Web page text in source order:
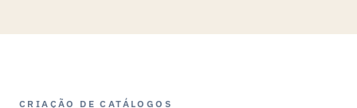
CRIAÇÃO DE CATÁLOGOS